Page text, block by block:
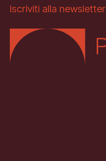
Iscriviti alla newsletter